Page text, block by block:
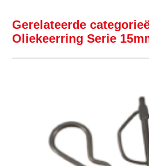
Gerelateerde
Oliekeerring Serie